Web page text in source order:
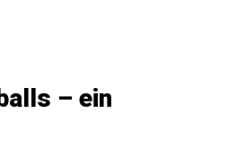
– ein